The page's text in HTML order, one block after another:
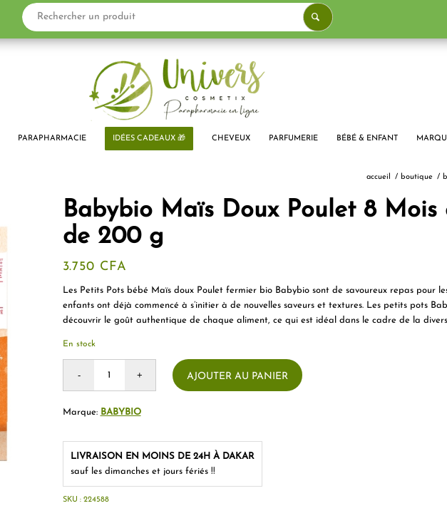
PARAPHARMACIE IDÉES CADEAUX 🎁 CHEVEUX PARFUMERIE BÉBÉ & ENFANT
accueil / boutique /
Babybio Maïs Doux Poulet 8 Mois
de 200 g
3.750 CFA
Les Petits Pots bébé Maïs doux Poulet fermier bio Babybio sont de savoureux repas pour
enfants ont déjà commencé à s’initier à de nouvelles saveurs et textures. Les petits pots
découvrir le goût authentique de chaque aliment, ce qui est idéal dans le cadre de la
En stock
AJOUTER AU PANIER
Marque: BABYBIO
LIVRAISON EN MOINS DE 24H À DAKAR
sauf les dimanches et jours fériés !!
SKU : 224588